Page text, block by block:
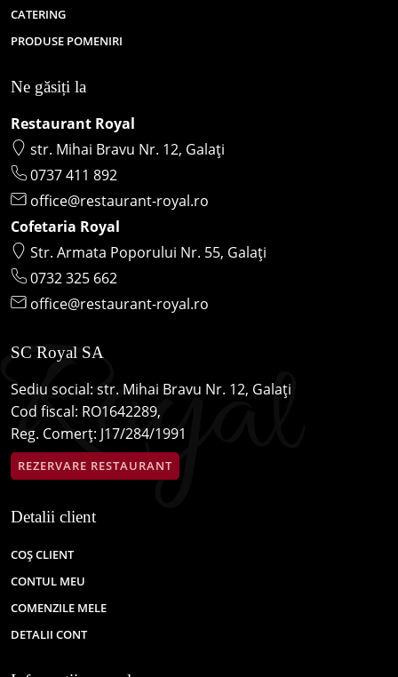
CATERING
PRODUSE POMENIRI
Detalii client
COȘ CLIENT
CONTUL MEU
COMENZILE MELE
DETALII CONT
SC Royal SA
Sediu social: str. Mihai Bravu Nr. 12, Galați
Cod fiscal: RO1642289,
Reg. Comerț: J17/284/1991
REZERVARE RESTAURANT
Ne găsiți la
Restaurant Royal
str. Mihai Bravu Nr. 12, Galați
0737 411 892
office@restaurant-royal.ro
Cofetaria Royal
Str. Armata Poporului Nr. 55, Galați
0732 325 662
office@restaurant-royal.ro